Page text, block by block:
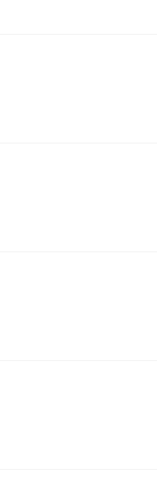
96cm テレワーク 在宅